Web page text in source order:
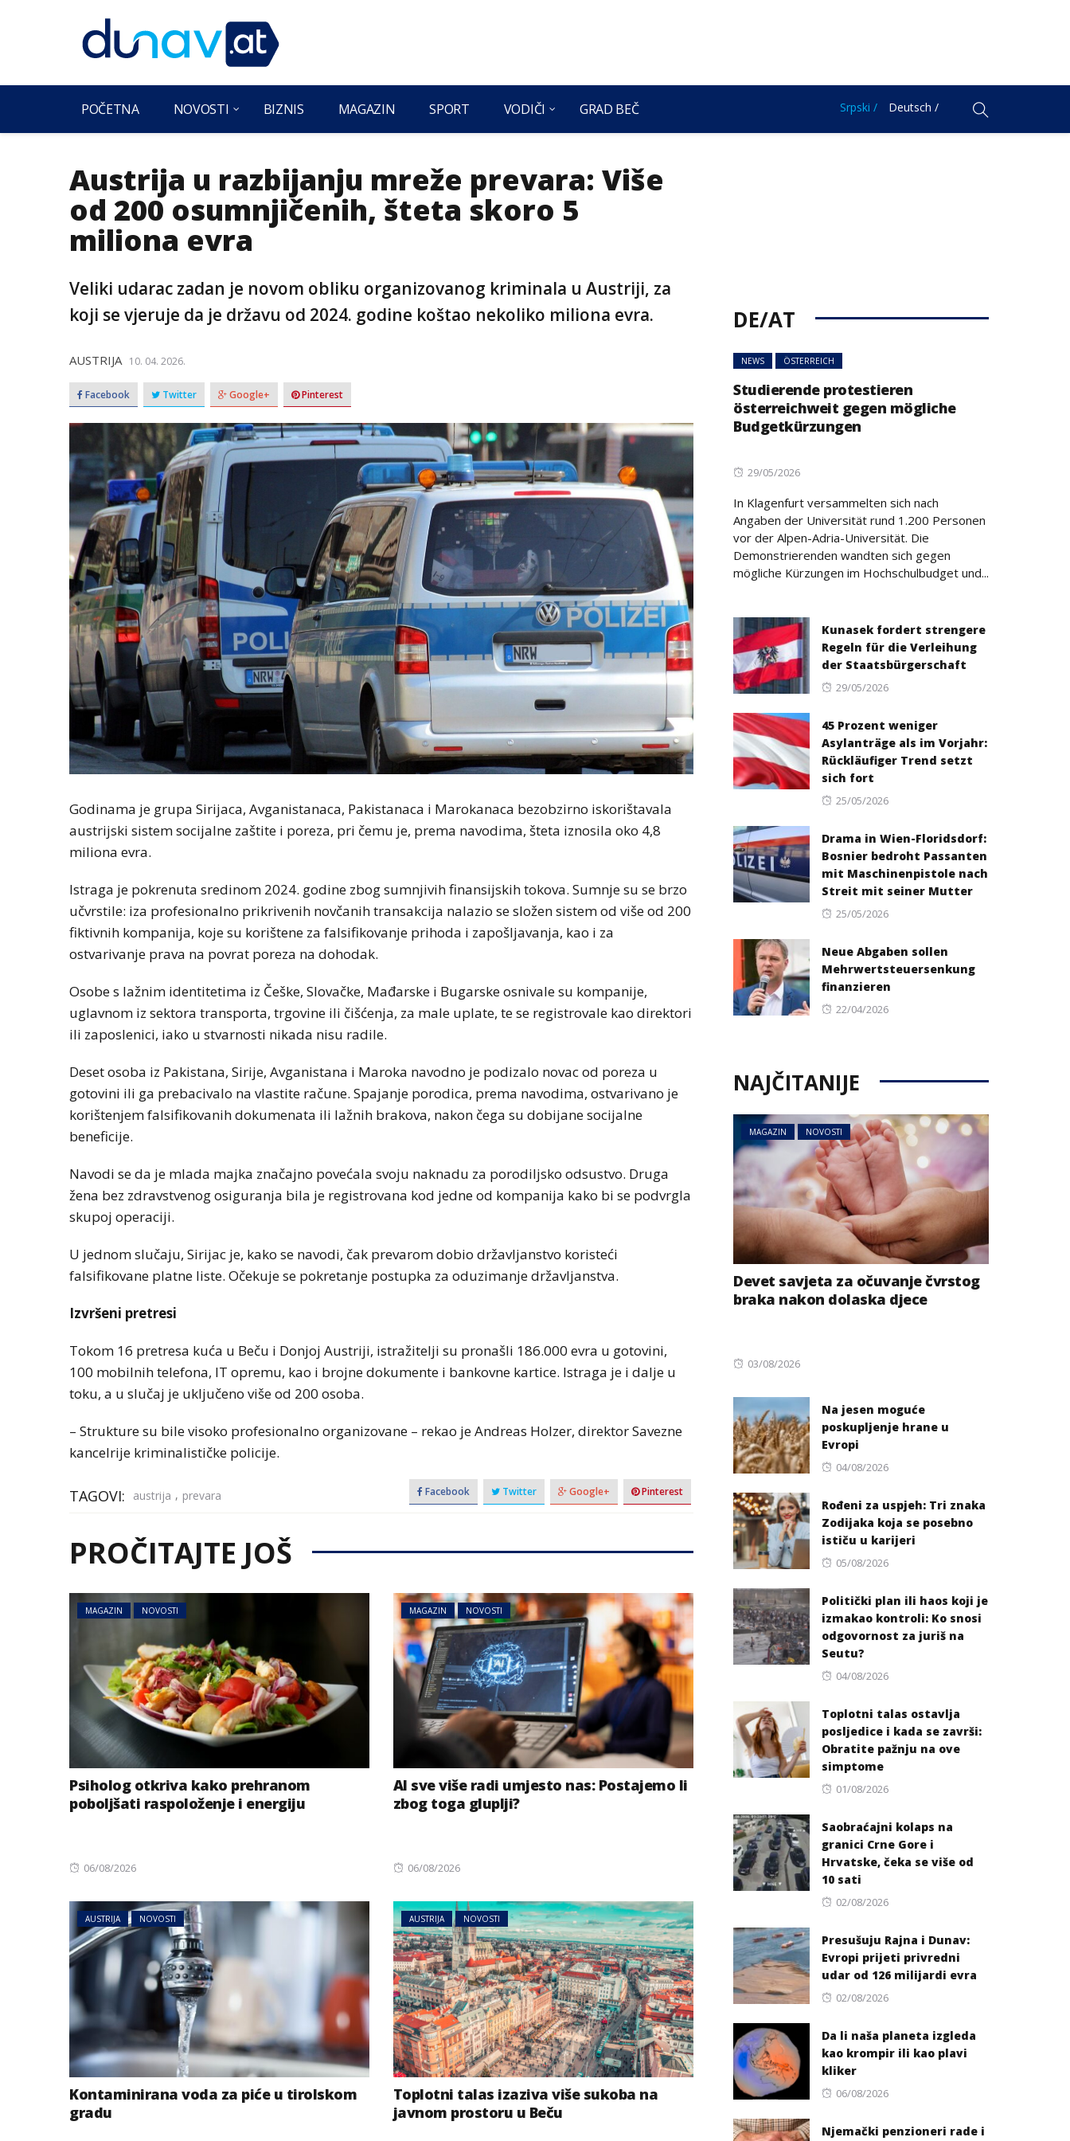
POČETNA NOVOSTI BIZNIS MAGAZIN SPORT VODIČI GRAD BEČ Srpski / Deutsch /
Austrija u razbijanju mreže prevara: Više
od 200 osumnjičenih, šteta skoro 5
miliona evra
Veliki udarac zadan je novom obliku organizovanog kriminala u Austriji, za
koji se vjeruje da je državu od 2024. godine koštao nekoliko miliona evra.
AUSTRIJA 10. 04. 2026.
Facebook Twitter Google+ Pinterest
Godinama je grupa Sirijaca, Avganistanaca, Pakistanaca i Marokanaca bezobzirno iskorištavala
austrijski sistem socijalne zaštite i poreza, pri čemu je, prema navodima, šteta iznosila oko 4,8
miliona evra.
Istraga je pokrenuta sredinom 2024. godine zbog sumnjivih finansijskih tokova. Sumnje su se brzo
učvrstile: iza profesionalno prikrivenih novčanih transakcija nalazio se složen sistem od više od 200
fiktivnih kompanija, koje su korištene za falsifikovanje prihoda i zapošljavanja, kao i za
ostvarivanje prava na povrat poreza na dohodak.
Osobe s lažnim identitetima iz Češke, Slovačke, Mađarske i Bugarske osnivale su kompanije,
uglavnom iz sektora transporta, trgovine ili čišćenja, za male uplate, te se registrovale kao direktori
ili zaposlenici, iako u stvarnosti nikada nisu radile.
Deset osoba iz Pakistana, Sirije, Avganistana i Maroka navodno je podizalo novac od poreza u
gotovini ili ga prebacivalo na vlastite račune. Spajanje porodica, prema navodima, ostvarivano je
korištenjem falsifikovanih dokumenata ili lažnih brakova, nakon čega su dobijane socijalne
beneficije.
Navodi se da je mlada majka značajno povećala svoju naknadu za porodiljsko odsustvo. Druga
žena bez zdravstvenog osiguranja bila je registrovana kod jedne od kompanija kako bi se podvrgla
skupoj operaciji.
U jednom slučaju, Sirijac je, kako se navodi, čak prevarom dobio državljanstvo koristeći
falsifikovane platne liste. Očekuje se pokretanje postupka za oduzimanje državljanstva.
Izvršeni pretresi
Tokom 16 pretresa kuća u Beču i Donjoj Austriji, istražitelji su pronašli 186.000 evra u gotovini,
100 mobilnih telefona, IT opremu, kao i brojne dokumente i bankovne kartice. Istraga je i dalje u
toku, a u slučaj je uključeno više od 200 osoba.
– Strukture su bile visoko profesionalno organizovane – rekao je Andreas Holzer, direktor Savezne
kancelrije kriminalističke policije.
TAGOVI: austrija , prevara Facebook Twitter Google+ Pinterest
PROČITAJTE JOŠ
MAGAZIN NOVOSTI
Psiholog otkriva kako prehranom
poboljšati raspoloženje i energiju
Posted
06/08/2026
MAGAZIN NOVOSTI
AI sve više radi umjesto nas: Postajemo li
zbog toga gluplji?
Posted
06/08/2026
AUSTRIJA NOVOSTI
Kontaminirana voda za piće u tirolskom
gradu
AUSTRIJA NOVOSTI
Toplotni talas izaziva više sukoba na
javnom prostoru u Beču
DE/AT
NEWS ÖSTERREICH
Studierende protestieren
österreichweit gegen mögliche
Budgetkürzungen
Posted
29/05/2026
In Klagenfurt versammelten sich nach
Angaben der Universität rund 1.200 Personen
vor der Alpen-Adria-Universität. Die
Demonstrierenden wandten sich gegen
mögliche Kürzungen im Hochschulbudget und...
Kunasek fordert strengere
Regeln für die Verleihung
der Staatsbürgerschaft
Posted
29/05/2026
45 Prozent weniger
Asylanträge als im Vorjahr:
Rückläufiger Trend setzt
sich fort
Posted
25/05/2026
Drama in Wien-Floridsdorf:
Bosnier bedroht Passanten
mit Maschinenpistole nach
Streit mit seiner Mutter
Posted
25/05/2026
Neue Abgaben sollen
Mehrwertsteuersenkung
finanzieren
Posted
22/04/2026
NAJČITANIJE
MAGAZIN NOVOSTI
Devet savjeta za očuvanje čvrstog
braka nakon dolaska djece
Posted
03/08/2026
Na jesen moguće
poskupljenje hrane u
Evropi
Posted
04/08/2026
Rođeni za uspjeh: Tri znaka
Zodijaka koja se posebno
ističu u karijeri
Posted
05/08/2026
Politički plan ili haos koji je
izmakao kontroli: Ko snosi
odgovornost za juriš na
Seutu?
Posted
04/08/2026
Toplotni talas ostavlja
posljedice i kada se završi:
Obratite pažnju na ove
simptome
Posted
01/08/2026
Saobraćajni kolaps na
granici Crne Gore i
Hrvatske, čeka se više od
10 sati
Posted
02/08/2026
Presušuju Rajna i Dunav:
Evropi prijeti privredni
udar od 126 milijardi evra
Posted
02/08/2026
Da li naša planeta izgleda
kao krompir ili kao plavi
kliker
Posted
06/08/2026
Njemački penzioneri rade i